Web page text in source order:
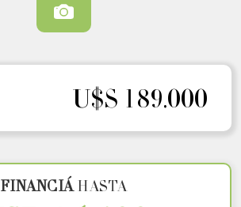
U$S 189.000
FINANCIÁHASTA